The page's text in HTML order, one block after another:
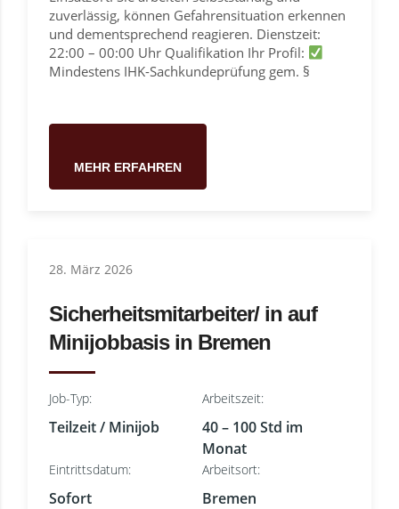
zuverlässig, können Gefahrensituation erkennen
und dementsprechend reagieren. Dienstzeit:
22:00 – 00:00 Uhr Qualifikation Ihr Profil:
Mindestens IHK-Sachkundeprüfung gem. §
MEHR ERFAHREN
28. März 2026
Sicherheitsmitarbeiter/ in auf
Minijobbasis in Bremen
Job-Typ:
Teilzeit / Minijob
Arbeitszeit:
40 – 100 Std im
Monat
Eintrittsdatum:
Sofort
Arbeitsort:
Bremen